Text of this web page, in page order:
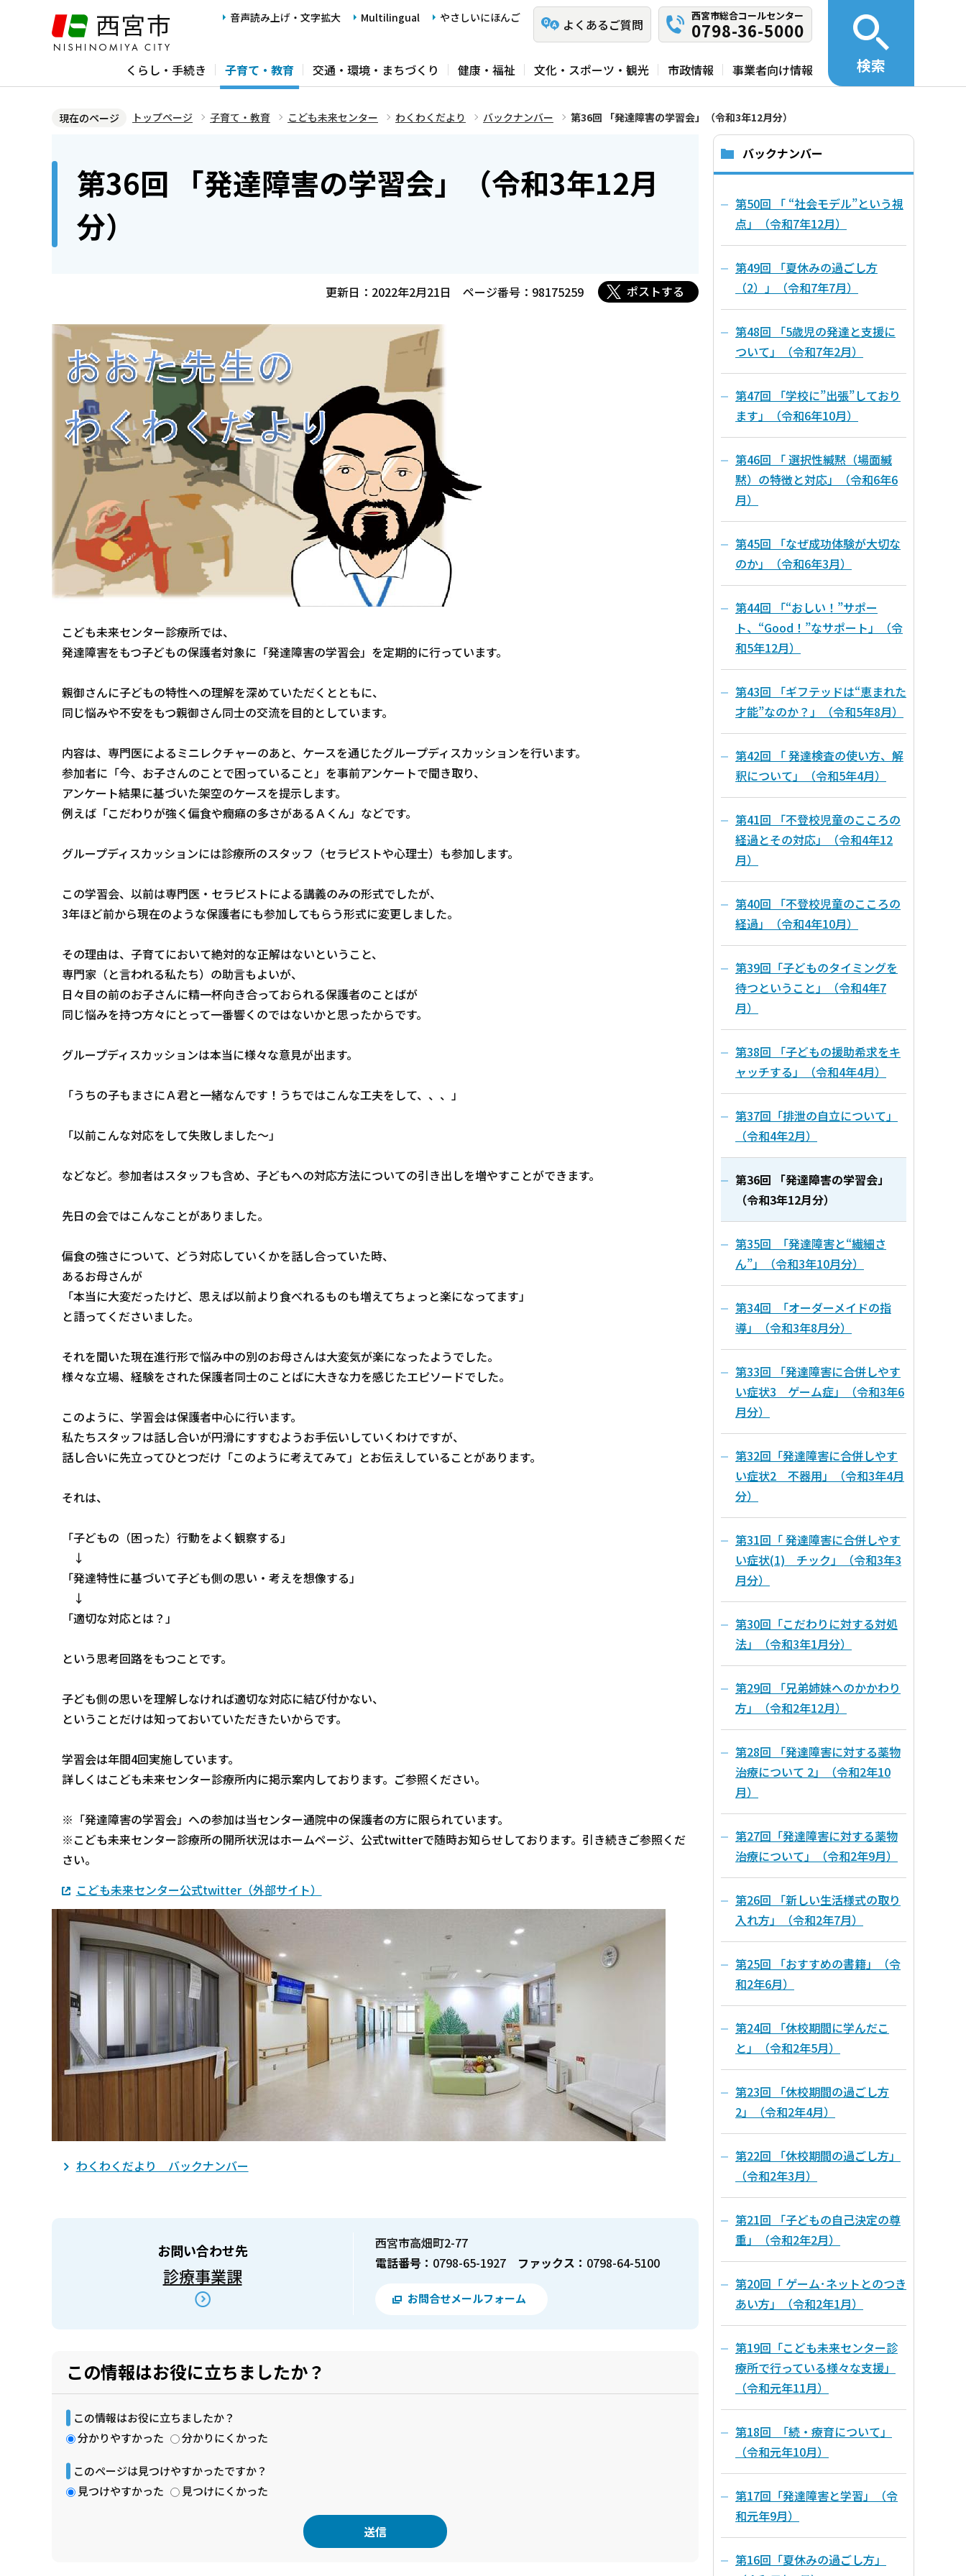
ジ
音声読み上げ・文字拡大 Multilingual やさしいにほんご よくあるご質問
西宮市総合コールセンター
0798-36-5000
くらし・手続き 子育て・教育 交通・環境・まちづくり 健康・福祉 文化・スポーツ・観光 市政情報 事業者向け情報 検索
現在のページ トップページ 子育て・教育 こども未来センター わくわくだより バックナンバー 第36回 「発達障害の学習会」（令和3年12月分）
第36回 「発達障害の学習会」（令和3年12月
分）
更新日：2022年2月21日 ページ番号：98175259 ポストする
こども未来センター診療所では、
発達障害をもつ子どもの保護者対象に「発達障害の学習会」を定期的に行っています。
親御さんに子どもの特性への理解を深めていただくとともに、
同じ悩みや不安をもつ親御さん同士の交流を目的としています。
内容は、専門医によるミニレクチャーのあと、ケースを通じたグループディスカッションを行います。
参加者に「今、お子さんのことで困っていること」を事前アンケートで聞き取り、
アンケート結果に基づいた架空のケースを提示します。
例えば「こだわりが強く偏食や癇癪の多さがあるＡくん」などです。
グループディスカッションには診療所のスタッフ（セラピストや心理士）も参加します。
この学習会、以前は専門医・セラピストによる講義のみの形式でしたが、
3年ほど前から現在のような保護者にも参加してもらう形式に変更しました。
その理由は、子育てにおいて絶対的な正解はないということ、
専門家（と言われる私たち）の助言もよいが、
日々目の前のお子さんに精一杯向き合っておられる保護者のことばが
同じ悩みを持つ方々にとって一番響くのではないかと思ったからです。
グループディスカッションは本当に様々な意見が出ます。
「うちの子もまさにＡ君と一緒なんです！うちではこんな工夫をして、、、」
「以前こんな対応をして失敗しました～」
などなど。参加者はスタッフも含め、子どもへの対応方法についての引き出しを増やすことができます。
先日の会ではこんなことがありました。
偏食の強さについて、どう対応していくかを話し合っていた時、
あるお母さんが
「本当に大変だったけど、思えば以前より食べれるものも増えてちょっと楽になってます」
と語ってくださいました。
それを聞いた現在進行形で悩み中の別のお母さんは大変気が楽になったようでした。
様々な立場、経験をされた保護者同士のことばに大きな力を感じたエピソードでした。
このように、学習会は保護者中心に行います。
私たちスタッフは話し合いが円滑にすすむようお手伝いしていくわけですが、
話し合いに先立ってひとつだけ「このように考えてみて」とお伝えしていることがあります。
それは、
「子どもの（困った）行動をよく観察する」
↓
「発達特性に基づいて子ども側の思い・考えを想像する」
↓
「適切な対応とは？」
という思考回路をもつことです。
子ども側の思いを理解しなければ適切な対応に結び付かない、
ということだけは知っておいていただきたいからです。
学習会は年間4回実施しています。
詳しくはこども未来センター診療所内に掲示案内しております。ご参照ください。
※「発達障害の学習会」への参加は当センター通院中の保護者の方に限られています。
※こども未来センター診療所の開所状況はホームページ、公式twitterで随時お知らせしております。引き続きご参照くだ
さい。
こども未来センター公式twitter（外部サイト）
わくわくだより バックナンバー
お問い合わせ先
診療事業課
西宮市高畑町2-77
電話番号： 0798-65-1927 ファックス： 0798-64-5100
お問合せメールフォーム
この情報はお役に立ちましたか？
この情報はお役に立ちましたか？
分かりやすかった
分かりにくかった
このページは見つけやすかったですか？
見つけやすかった
見つけにくかった
バックナンバー
第50回 「 “社会モデル”という視
点」（令和7年12月）
第49回 「夏休みの過ごし方
（2）」（令和7年7月）
第48回 「5歳児の発達と支援に
ついて」（令和7年2月）
第47回 「学校に”出張”しており
ます」（令和6年10月）
第46回 「 選択性緘黙（場面緘
黙）の特徴と対応」（令和6年6
月）
第45回 「なぜ成功体験が大切な
のか」（令和6年3月）
第44回 「“おしい！”サポー
ト、“Good！”なサポート」（令
和5年12月）
第43回 「ギフテッドは“恵まれた
才能”なのか？」（令和5年8月）
第42回 「 発達検査の使い方、解
釈について」（令和5年4月）
第41回 「不登校児童のこころの
経過とその対応」（令和4年12
月）
第40回 「不登校児童のこころの
経過」（令和4年10月）
第39回「子どものタイミングを
待つということ」（令和4年7
月）
第38回 「子どもの援助希求をキ
ャッチする」（令和4年4月）
第37回「排泄の自立について」
（令和4年2月）
第36回 「発達障害の学習会」
（令和3年12月分）
第35回 「発達障害と“繊細さ
ん”」（令和3年10月分）
第34回 「オーダーメイドの指
導」（令和3年8月分）
第33回 「発達障害に合併しやす
い症状3 ゲーム症」（令和3年6
月分）
第32回「発達障害に合併しやす
い症状2 不器用」（令和3年4月
分）
第31回「 発達障害に合併しやす
い症状(1) チック」（令和3年3
月分）
第30回「こだわりに対する対処
法」（令和3年1月分）
第29回 「兄弟姉妹へのかかわり
方」（令和2年12月）
第28回 「発達障害に対する薬物
治療について 2」（令和2年10
月）
第27回「発達障害に対する薬物
治療について」（令和2年9月）
第26回 「新しい生活様式の取り
入れ方」（令和2年7月）
第25回 「おすすめの書籍」（令
和2年6月）
第24回 「休校期間に学んだこ
と」（令和2年5月）
第23回 「休校期間の過ごし方
2」（令和2年4月）
第22回 「休校期間の過ごし方」
（令和2年3月）
第21回 「子どもの自己決定の尊
重」（令和2年2月）
第20回「 ゲーム･ネットとのつき
あい方」（令和2年1月）
第19回「こども未来センター診
療所で行っている様々な支援」
（令和元年11月）
第18回 「続・療育について」
（令和元年10月）
第17回「発達障害と学習」（令
和元年9月）
第16回「夏休みの過ごし方」